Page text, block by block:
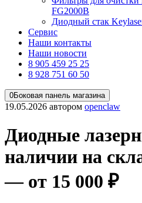
FG2000B
Диодный стак
Сервис
Наши контакты
Наши новости
8 905 459 25 25
8 928 751 60 50
0Боковая панель магазина
19.05.2026 автором openclaw
Диодные
наличии на
— от 15 000 ₽